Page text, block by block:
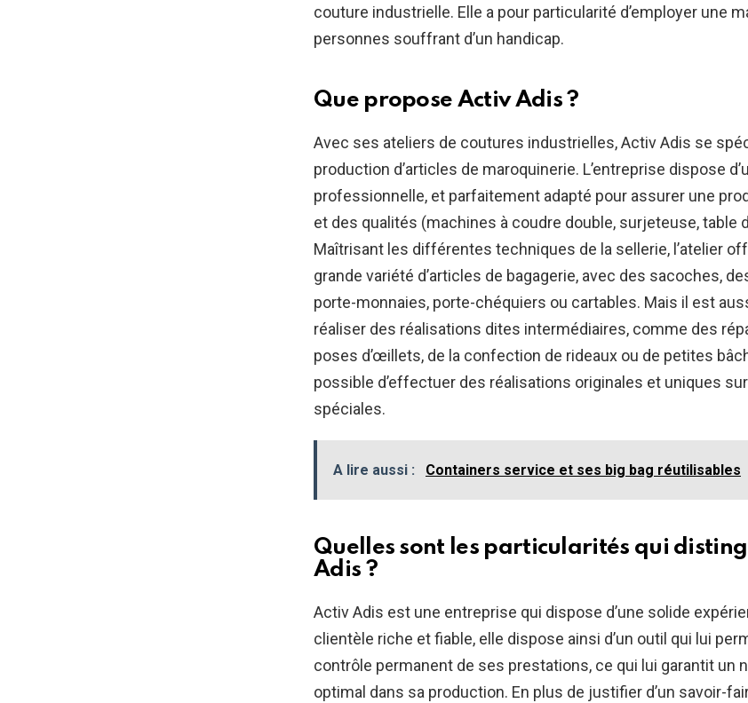
couture industrielle. Elle a pour particularité d’employer une
personnes souffrant d’un handicap.
Que propose Activ Adis ?
Avec ses ateliers de coutures industrielles, Activ Adis se
production d’articles de maroquinerie. L’entreprise dispose
professionnelle, et parfaitement adapté pour assurer une
et des qualités (machines à coudre double, surjeteuse, table
Maîtrisant les différentes techniques de la sellerie, l’atelier
grande variété d’articles de bagagerie, avec des sacoches,
porte-monnaies, porte-chéquiers ou cartables. Mais il est
réaliser des réalisations dites intermédiaires, comme des
poses d’œillets, de la confection de rideaux ou de petites
possible d’effectuer des réalisations originales et uniques
spéciales.
A lire aussi : Containers service et ses big bag réutilisables
Quelles sont les particularités qui
Adis ?
Activ Adis est une entreprise qui dispose d’une solide
clientèle riche et fiable, elle dispose ainsi d’un outil qui lui
contrôle permanent de ses prestations, ce qui lui garantit un
optimal dans sa production. En plus de justifier d’un savoir-